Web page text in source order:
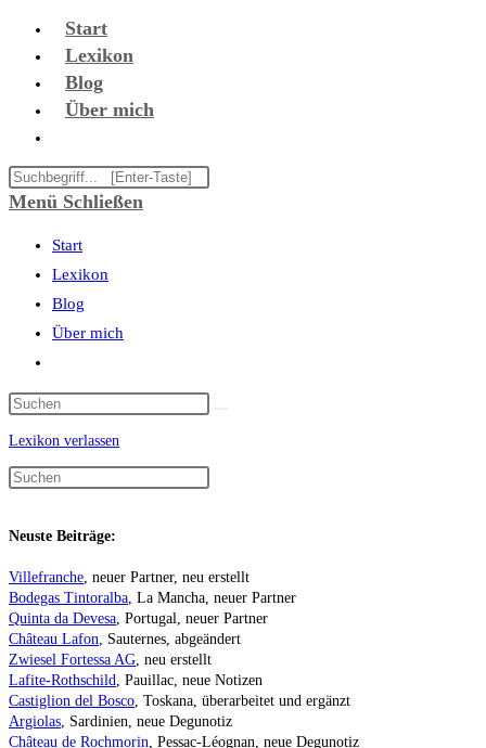
Zum
Start
Lexikon
Blog
Über mich
Suche
umschalten
Diese
Website
Menü Schließen
Start
Lexikon
Blog
Über mich
Suche
umschalten
Lexikon verlassen
Neuste Beiträge:
Villefranche, neuer Partner, neu erstellt
Bodegas Tintoralba, La Mancha, neuer Partner
Quinta da Devesa, Portugal, neuer Partner
Château Lafon, Sauternes, abgeändert
Zwiesel Fortessa AG, neu erstellt
Lafite-Rothschild, Pauillac, neue Notizen
Castiglion del Bosco, Toskana, überarbeitet und ergänzt
Argiolas, Sardinien, neue Degunotiz
Château de Rochmorin, Pessac-Léognan, neue Degunotiz